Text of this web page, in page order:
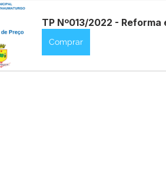
Institucional e Governo
Campanhas
TP Nº013/2022 -
Comprar